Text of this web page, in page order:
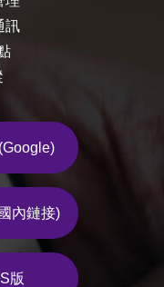
訊
內鏈接)
版